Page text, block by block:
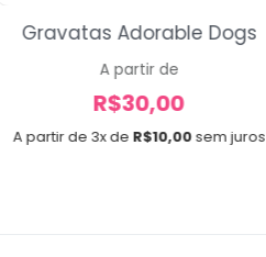
A partir de 3x de R$10,00sem juros
Gravatas Adorable Dogs
A partir de
R$30,00